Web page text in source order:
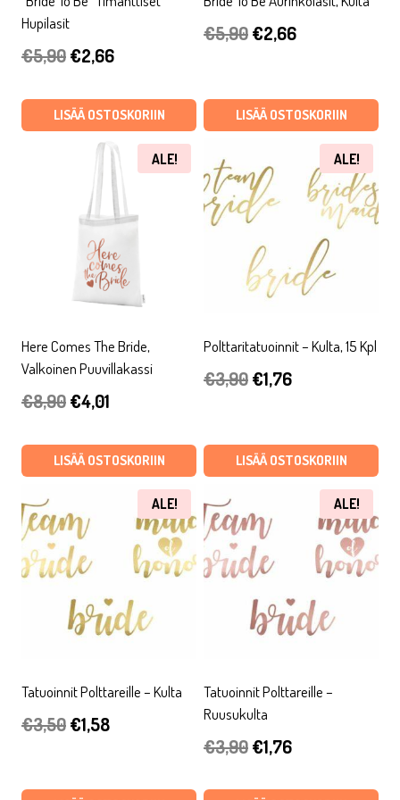
Hupilasit
€5,90Alkuperäinen
oli:
€5,90.
€2,66Nykyinen
on:
€2,66.
LISÄÄ OSTOSKORIIN
€5,90Alkuperäinen
€5,90.
€2,66Nykyinen
€2,66.
LISÄÄ OSTOSKORIIN
ALE!
Here Comes The Bride,
Valkoinen Puuvillakassi
€8,90Alkuperäinen
oli:
€4,01
on:
€4,01.
LISÄÄ OSTOSKORIIN
ALE!
Polttaritatuoinnit – Kulta, 15 Kpl
€3,90Alkuperäinen
€3,90.
€1,76Nykyinen
€1,76.
LISÄÄ OSTOSKORIIN
ALE!
Tatuoinnit Polttareille – Kulta
€3,50Alkuperäinen
€1,58Nykyinen
ALE!
Tatuoinnit Polttareille –
Ruusukulta
€3,90Alkuperäinen
€1,76Nykyinen